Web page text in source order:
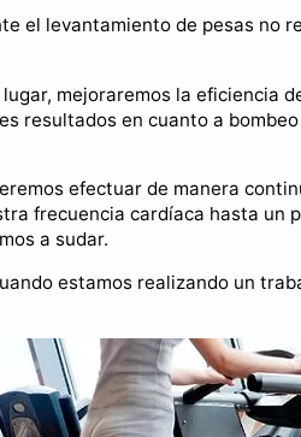
el levantamiento de pesas no
mejoraremos la eficiencia
resultados en cuanto a
efectuar de manera
frecuencia cardíaca hasta un
a sudar.
estamos realizando un